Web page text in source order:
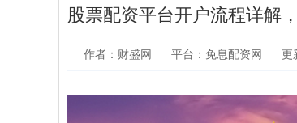
股票配资平台开户流程详解
作者：财盛网 平台：免息配资网 更